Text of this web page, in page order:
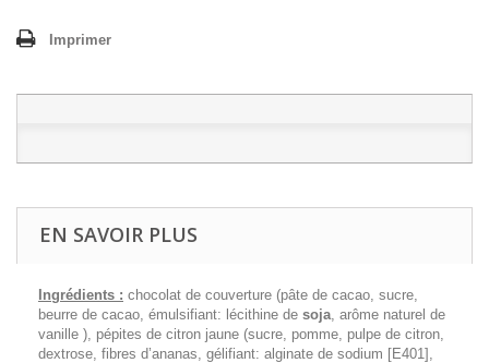
Imprimer
EN SAVOIR PLUS
Ingrédients : chocolat de couverture (pâte de cacao, sucre,
beurre de cacao, émulsifiant: lécithine de soja , arôme naturel de
vanille ), pépites de citron jaune (sucre, pomme, pulpe de citron,
dextrose, fibres d’ananas, gélifiant: alginate de sodium [E401],